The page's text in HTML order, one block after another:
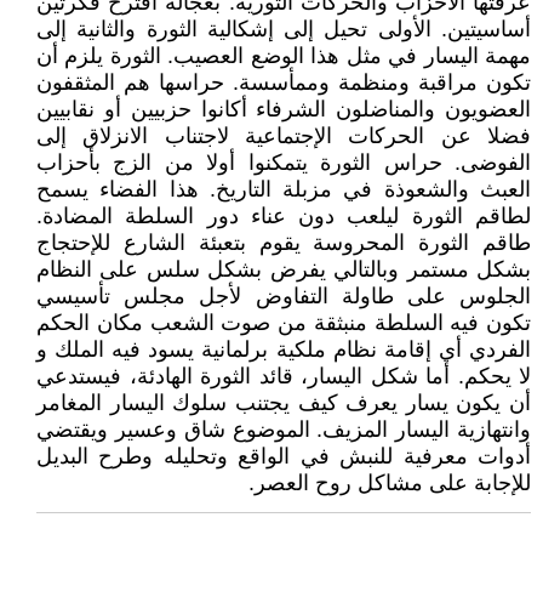
أساسيتين. الأولى تحيل إلى إشكالية الثورة والثانية إلى
مهمة اليسار في مثل هذا الوضع العصيب. الثورة يلزم أن
تكون مراقبة ومنظمة وممأسسة. حراسها هم المثقفون
العضويون والمناضلون الشرفاء أكانوا حزبيين أو نقابيين
فضلا عن الحركات الإجتماعية لاجتناب الانزلاق إلى
الفوضى. حراس الثورة يتمكنوا أولا من الزج بأحزاب
العبث والشعوذة في مزبلة التاريخ. هذا الفضاء يسمح
لطاقم الثورة ليلعب دون عناء دور السلطة المضادة.
طاقم الثورة المحروسة يقوم بتعبئة الشارع للإحتجاج
بشكل مستمر وبالتالي يفرض بشكل سلس على النظام
الجلوس على طاولة التفاوض لأجل مجلس تأسيسي
تكون فيه السلطة منبثقة من صوت الشعب مكان الحكم
الفردي أي إقامة نظام ملكية برلمانية يسود فيه الملك و
لا يحكم. أما شكل اليسار، قائد الثورة الهادئة، فيستدعي
أن يكون يسار يعرف كيف يجتنب سلوك اليسار المغامر
وانتهازية اليسار المزيف. الموضوع شاق وعسير ويقتضي
أدوات معرفية للنبش في الواقع وتحليله وطرح البديل
للإجابة على مشاكل روح العصر.